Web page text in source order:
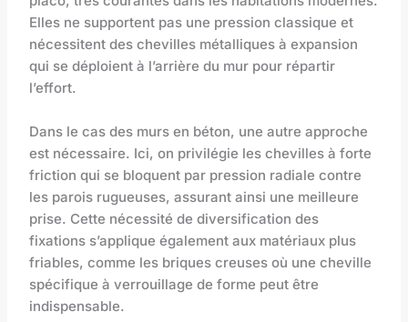
Elles ne supportent pas une pression classique et
nécessitent des chevilles métalliques à expansion
qui se déploient à l’arrière du mur pour répartir
l’effort.
Dans le cas des murs en béton, une autre approche
est nécessaire. Ici, on privilégie les chevilles à forte
friction qui se bloquent par pression radiale contre
les parois rugueuses, assurant ainsi une meilleure
prise. Cette nécessité de diversification des
fixations s’applique également aux matériaux plus
friables, comme les briques creuses où une cheville
spécifique à verrouillage de forme peut être
indispensable.